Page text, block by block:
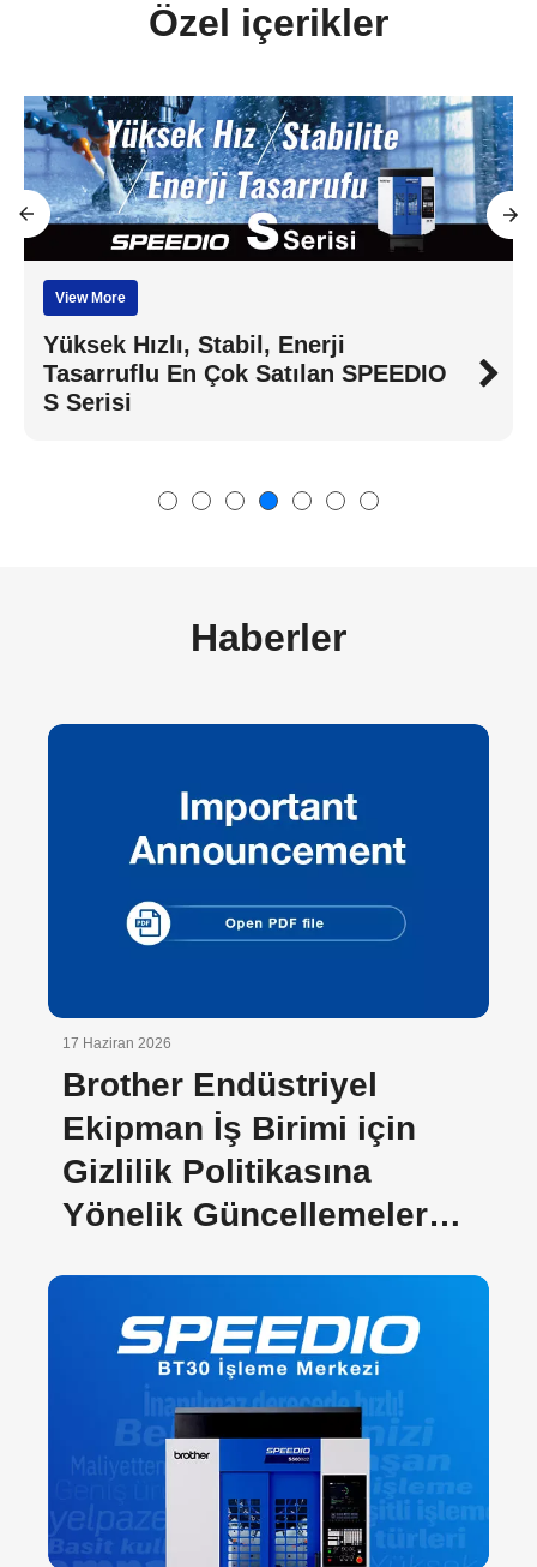
Özel içerikler
View More
Yüksek Hızlı, Stabil, Enerji
Tasarruflu En Çok Satılan SPEEDIO
S Serisi
Haberler
17 Haziran 2026
Brother Endüstriyel
Ekipman İş Birimi için
Gizlilik Politikasına
Yönelik Güncellemeler